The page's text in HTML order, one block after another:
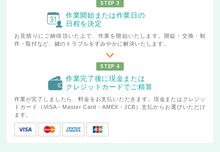
STEP 3
作業開始または作業日の
日程を決定
お見積りにご納得頂いた上で、作業を開始いたします。開錠・交換・制
作・取付など、鍵のトラブルをすみやかに解決いたします。
STEP 4
作業完了後に現金または
クレジットカードでご精算
作業が完了しましたら、料金をお支払いただきます。現金またはクレジッ
トカード（VISA・Master Card・AMEX・JCB）支払からお選びいただけ
ます。